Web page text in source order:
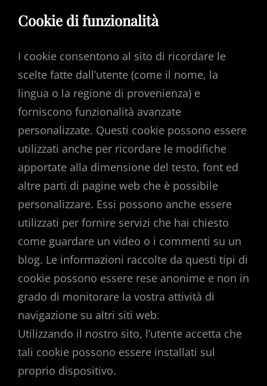
Cookie di funzionalità
I cookie consentono al sito di ricordare le
scelte fatte dall’utente (come il nome, la
lingua o la regione di provenienza) e
forniscono funzionalità avanzate
personalizzate. Questi cookie possono essere
utilizzati anche per ricordare le modifiche
apportate alla dimensione del testo, font ed
altre parti di pagine web che è possibile
personalizzare. Essi possono anche essere
utilizzati per fornire servizi che hai chiesto
come guardare un video o i commenti su un
blog. Le informazioni raccolte da questi tipi di
cookie possono essere rese anonime e non in
grado di monitorare la vostra attività di
navigazione su altri siti web.
Utilizzando il nostro sito, l’utente accetta che
tali cookie possono essere installati sul
proprio dispositivo.